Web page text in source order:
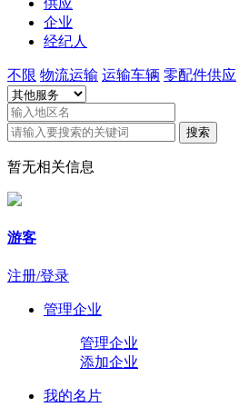
企业
经纪人
不限 物流运输 运输车辆 零配件供应
搜索
暂无相关信息
游客
注册/登录
管理企业
管理企业
添加企业
我的名片